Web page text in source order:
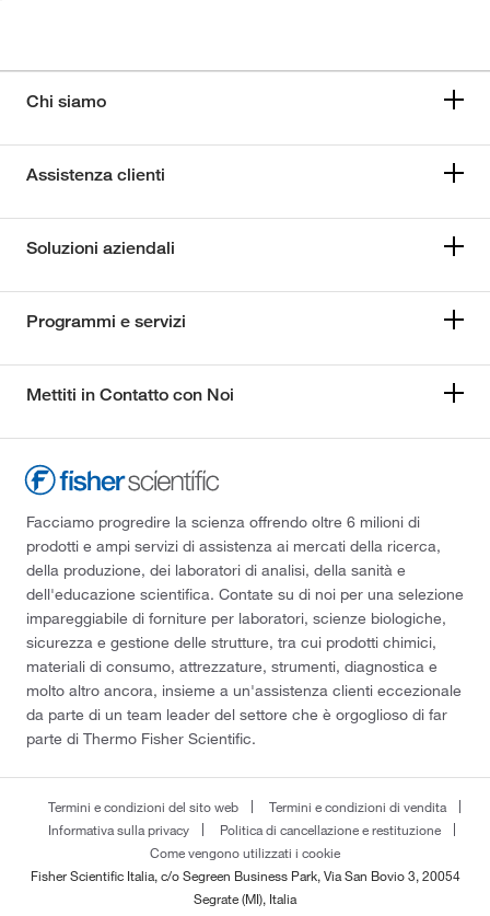
Chi siamo
Assistenza clienti
Soluzioni aziendali
Programmi e servizi
Mettiti in Contatto con Noi
Facciamo progredire la scienza offrendo oltre 6 milioni di
prodotti e ampi servizi di assistenza ai mercati della ricerca,
della produzione, dei laboratori di analisi, della sanità e
dell'educazione scientifica. Contate su di noi per una selezione
impareggiabile di forniture per laboratori, scienze biologiche,
sicurezza e gestione delle strutture, tra cui prodotti chimici,
materiali di consumo, attrezzature, strumenti, diagnostica e
molto altro ancora, insieme a un'assistenza clienti eccezionale
da parte di un team leader del settore che è orgoglioso di far
parte di Thermo Fisher Scientific.
Termini e condizioni del sito web
Termini e condizioni di vendita
Informativa sulla privacy
Politica di cancellazione e restituzione
Come vengono utilizzati i cookie
Fisher Scientific Italia, c/o Segreen Business Park, Via San Bovio 3, 20054
Segrate (MI), Italia